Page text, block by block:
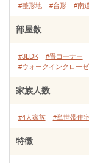
#整形地 #台形 #南
部屋数
#3LDK #畳コーナー
#ウォークインクロー
家族人数
#4人家族 #単世帯住
特徴